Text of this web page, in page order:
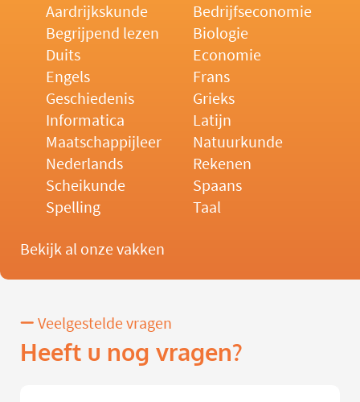
Aardrijkskunde
Bedrijfseconomie
Begrijpend lezen
Biologie
Duits
Economie
Engels
Frans
Geschiedenis
Grieks
Informatica
Latijn
Maatschappijleer
Natuurkunde
Nederlands
Rekenen
Scheikunde
Spaans
Spelling
Taal
Bekijk al onze vakken
Veelgestelde vragen
Heeft u nog vragen?